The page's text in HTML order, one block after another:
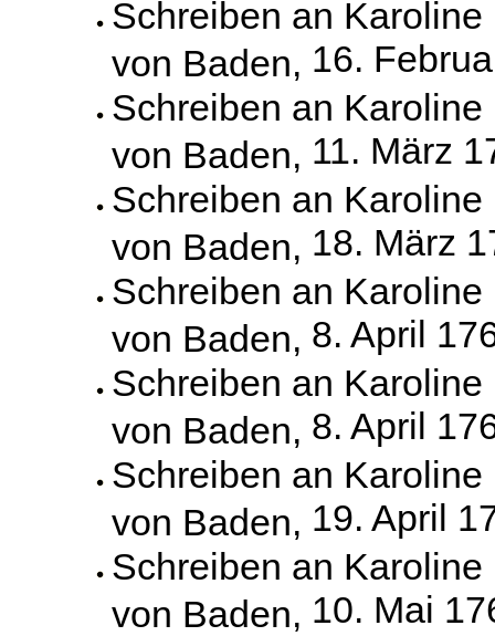
Schreiben an Karoline
von Baden, 16.
Schreiben an Karoline
von Baden, 11. März
Schreiben an Karoline
von Baden, 18. März
Schreiben an Karoline
von Baden, 8. April
Schreiben an Karoline
von Baden, 8. April
Schreiben an Karoline
von Baden, 19. April
Schreiben an Karoline
von Baden, 10. Mai